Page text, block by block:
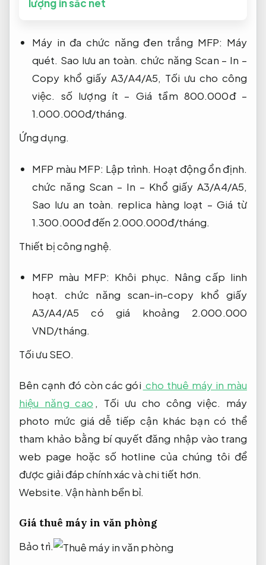
lượng in sắc nét
Máy in đa chức năng đen trắng MFP: Máy
quét. Sao lưu an toàn. chức năng Scan – In –
Copy khổ giấy A3/A4/A5, Tối ưu cho công
việc. số lượng ít – Giá tầm 800.000đ –
1.000.000đ/tháng.
Ứng dụng.
MFP màu MFP: Lập trình. Hoạt động ổn định.
chức năng Scan – In – Khổ giấy A3/A4/A5,
Sao lưu an toàn. replica hàng loạt – Giá từ
1.300.000đ đến 2.000.000đ/tháng.
Thiết bị công nghệ.
MFP màu MFP: Khôi phục. Nâng cấp linh
hoạt.
chức năng scan-in-copy khổ giấy
A3/A4/A5 có giá khoảng 2.000.000
VND/tháng.
Tối ưu SEO.
Bên cạnh đó còn các gói cho thuê máy in màu
hiệu năng cao , Tối ưu cho công việc. máy
photo mức giá dễ tiếp cận khác bạn có thể
tham khảo bằng bí quyết đăng nhập vào trang
web page hoặc số hotline của chúng tôi để
được giải đáp chính xác và chi tiết hơn.
Website. Vận hành bền bỉ.
Giá thuê máy in văn phòng
Bảo trì.